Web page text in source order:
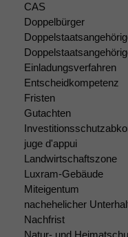
CAS
Doppelbürger
Einladungsverfahren
Entscheidkompetenz
Fristen
Gutachten
juge d'appui
Landwirtschaftszone
Luxram-Gebäude
Miteigentum
nachehelicher
Nachfrist